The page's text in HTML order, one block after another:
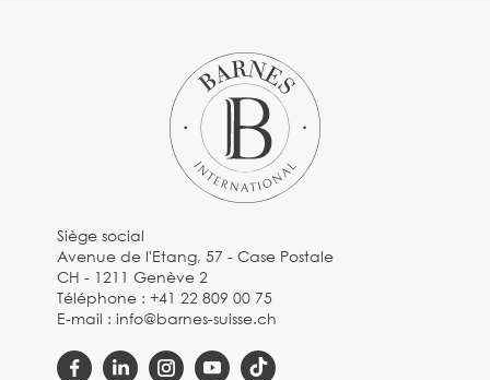
Siège social
Avenue de l'Etang, 57 - Case Postale
CH - 1211 Genève 2
Téléphone :+41 22 809 00 75
E-mail :info@barnes-suisse.ch